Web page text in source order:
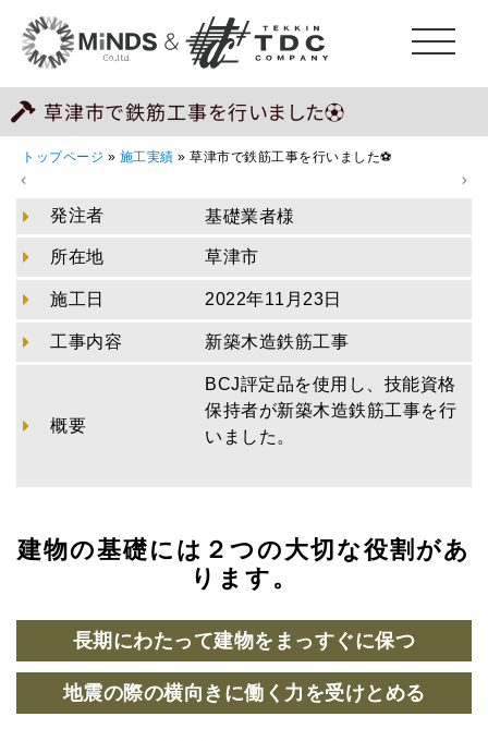
草津市で鉄筋工事を行いました⚽
トップページ » 施工実績 » 草津市で鉄筋工事を行いました⚽
発注者 基礎業者様
所在地 草津市
施工日 2022年11月23日
工事内容 新築木造鉄筋工事
概要
BCJ評定品を使用し、技能資格
保持者が新築木造鉄筋工事を行
いました。
建物の基礎には２つの大切な役割があ
ります。
長期にわたって建物をまっすぐに保つ
地震の際の横向きに働く力を受けとめる